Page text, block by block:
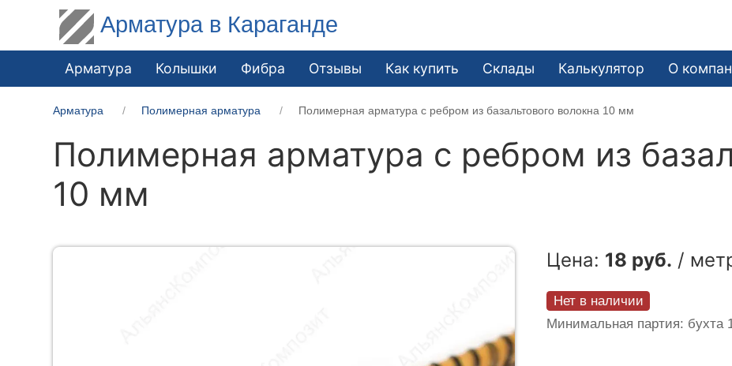
Арматура в Караганде
Арматура Колышки Фибра Отзывы Как купить Склады Калькулятор О
Арматура Полимерная арматура Полимерная арматура c ребром из базальтового волокна 10 мм
Полимерная арматура c ребром из
10 мм
Цена: 18 руб. /
Нет в наличии
Минимальная партия: бухта